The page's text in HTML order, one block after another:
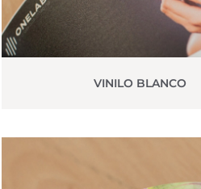
VINILO BLANCO